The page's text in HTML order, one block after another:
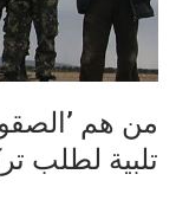
من هم
تلبية لطلب